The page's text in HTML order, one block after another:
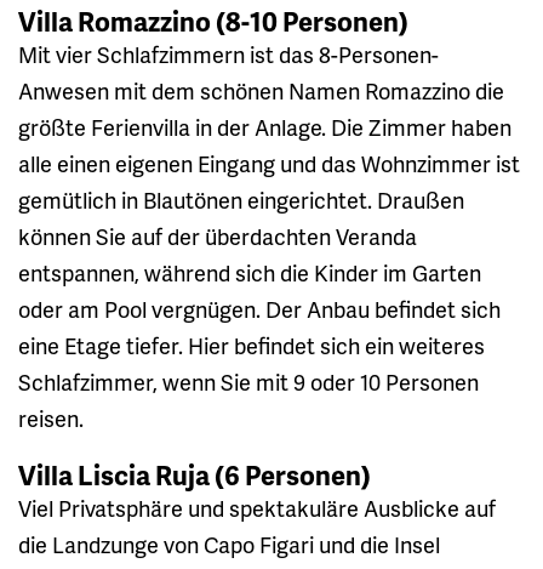
Villa Romazzino (8-10 Personen)
Mit vier Schlafzimmern ist das 8-Personen-
Anwesen mit dem schönen Namen Romazzino die
größte Ferienvilla in der Anlage. Die Zimmer haben
alle einen eigenen Eingang und das Wohnzimmer ist
gemütlich in Blautönen eingerichtet. Draußen
können Sie auf der überdachten Veranda
entspannen, während sich die Kinder im Garten
oder am Pool vergnügen. Der Anbau befindet sich
eine Etage tiefer. Hier befindet sich ein weiteres
Schlafzimmer, wenn Sie mit 9 oder 10 Personen
reisen.
Villa Liscia Ruja (6 Personen)
Viel Privatsphäre und spektakuläre Ausblicke auf
die Landzunge von Capo Figari und die Insel